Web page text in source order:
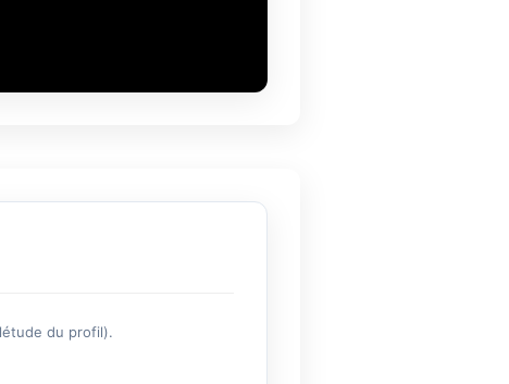
du profil).